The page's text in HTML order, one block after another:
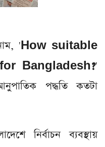
'How suitable
Bangladesh?'
পদ্ধতি কতটা
নির্বাচন ব্যবস্থায়